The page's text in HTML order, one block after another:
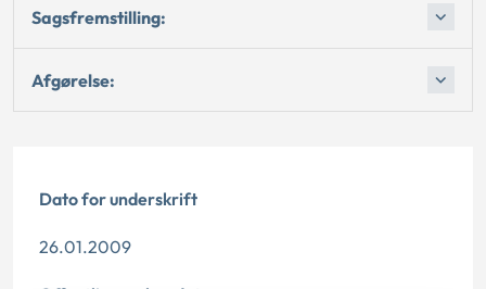
Sagsfremstilling:
Afgørelse:
Dato for underskrift
26.01.2009